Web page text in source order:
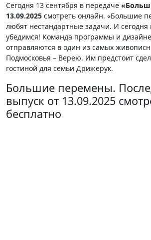
Сегодня 13 сентября в передаче
13.09.2025 смотреть онлайн. «Большие
любят нестандартные задачи. И
убедимся! Команда программы и
отправляются в один из самых
Подмосковья – Верею. Им предстоит
гостиной для семьи Дрижерук.
Большие перемены.
выпуск от 13.09.2025
бесплатно